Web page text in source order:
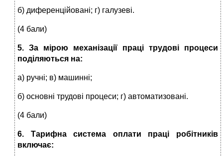
б) диференційовані; г) галузеві.
(4 бали)
5. За мірою механізації праці трудові процеси
поділяються на:
а) ручні; в) машинні;
б) основні трудові процеси; г) автоматизовані.
(4 бали)
6. Тарифна система оплати праці робітників
включає: